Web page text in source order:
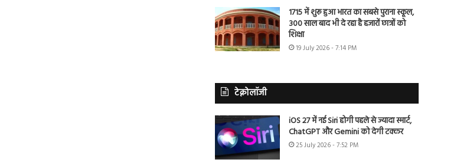
1715 में शुरू हुआ भारत का सबसे पुराना स्कूल,
300 साल बाद भी दे रहा है हजारों छात्रों को
शिक्षा
19 July 2026 - 7:14 PM
टेक्नोलॉजी
iOS 27 में नई Siri होगी पहले से ज्यादा स्मार्ट,
ChatGPT और Gemini को देगी टक्कर
25 July 2026 - 7:52 PM